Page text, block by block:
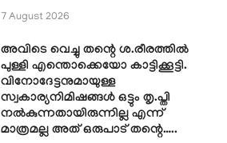
7 August 2026
അവിടെ വെച്ചു തന്റെ ശ.രീരത്തിൽ
പുള്ളി എന്തൊക്കെയോ കാട്ടിക്കൂട്ടി.
വിനോദേട്ടനുമായുള്ള
സ്വകാര്യനിമിഷങ്ങൾ ഒട്ടും തൃ.പ്തി
നൽകുന്നതായിരുന്നില്ല എന്ന്
മാത്രമല്ല അത് ഒരുപാട് തന്റെ…..